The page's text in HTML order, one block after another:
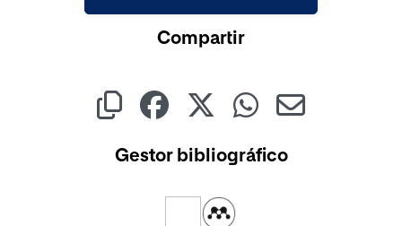
Compartir
Gestor bibliográfico